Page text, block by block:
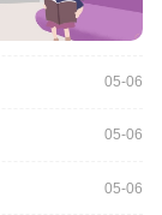
05-06
05-06
05-06